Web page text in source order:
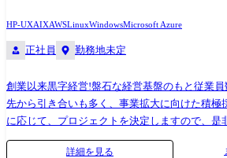
HP-UXAIXAWSLinuxWindowsMicrosoft Azure
正社員 勤務地未定
創業以来黒字経営!盤石な経営基盤のもと従業
先から引き合いも多く、事業拡大に向けた積極
に応じて、プロジェクトを決定しますので、是
●取引業界 製造メーカー、通信キャリア、金融、流通、官公庁 等 ●設
詳細を見る